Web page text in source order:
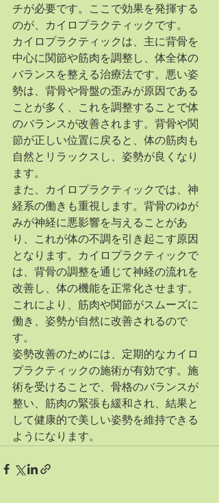
チが必要です。ここで効果を発揮する
のが、カイロプラクティックです。
カイロプラクティックは、主に背骨を
中心に関節や筋肉を調整し、体全体の
バランスを整える治療法です。悪い姿
勢は、背骨や骨盤の歪みが原因である
ことが多く、これを調整することで体
のバランスが改善されます。背骨や関
節が正しい位置に戻ると、体の筋肉も
自然とリラックスし、姿勢が良くなり
ます。
また、カイロプラクティックでは、神
経系の働きも重視します。背骨のゆが
みが神経に悪影響を与えることがあ
り、これが体の不調を引き起こす原因
となります。カイロプラクティックで
は、背骨の調整を通じて神経の流れを
改善し、体の機能を正常化させます。
これにより、筋肉や関節がスムーズに
働き、姿勢が自然に改善されるので
す。
姿勢改善のためには、定期的なカイロ
プラクティックの施術が有効です。施
術を受けることで、骨格のバランスが
整い、筋肉の緊張も緩和され、結果と
して健康的で美しい姿勢を維持できる
ようになります。